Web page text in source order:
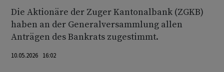
Die Aktionäre der Zuger Kantonalbank (ZGKB)
haben an der Generalversammlung allen
Anträgen des Bankrats zugestimmt.
10.05.2026 16:02